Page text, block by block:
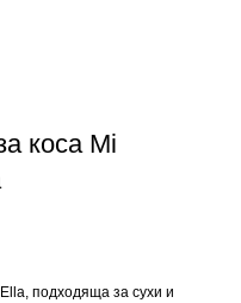
коса Mi
подходяща за сухи и